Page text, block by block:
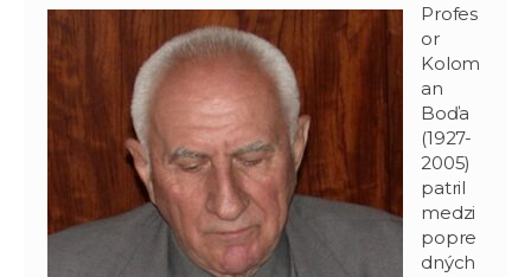
Profes
or
Kolom
an
Boďa
(1927-
2005)
patril
medzi
popre
dných